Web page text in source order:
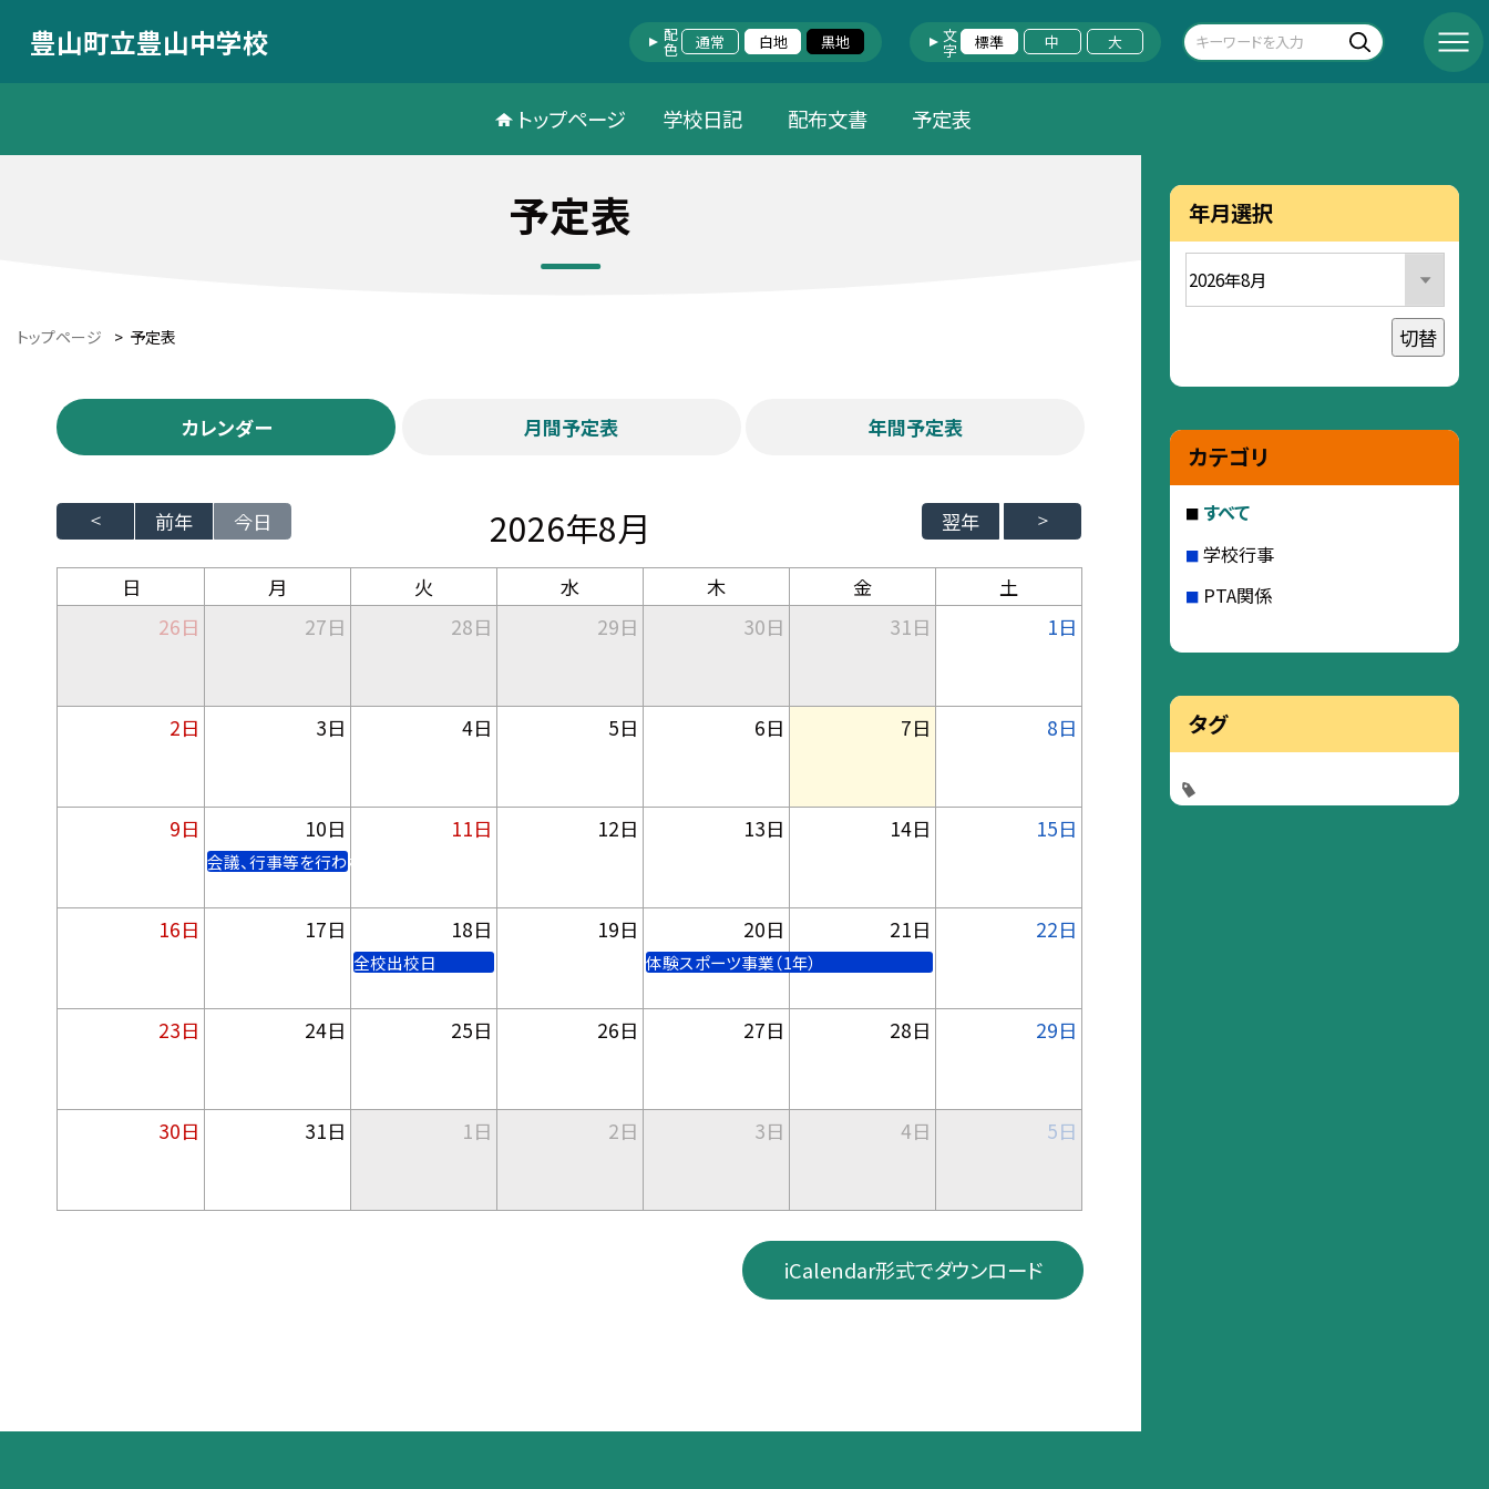
豊山町立豊山中学校 配色 通常 白地 黒地 文字 標準 中 大
トップページ 学校日記 配布文書 予定表
予定表
トップページ > 予定表
カレンダー 月間予定表 年間予定表
前年 今日 2026年8月 翌年
日 月 火 水 木 金
土
26日
27日 28日 29日 30日 31日 1日
2日 3日 4日 5日 6日 7日 8日
9日 10日
会議、行事等を行わない期間（16日）
11日 12日 13日 14日 15日
16日 17日 18日
全校出校日
19日 20日
体験スポーツ事業（1年）
21日 22日
23日 24日 25日 26日 27日 28日 29日
30日 31日 1日 2日 3日 4日 5日
iCalendar形式でダウンロード
年月選択
切替
カテゴリ
すべて
学校行事
PTA関係
タグ